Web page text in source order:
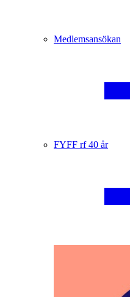
Medlemsansökan
FYFF rf 40 år